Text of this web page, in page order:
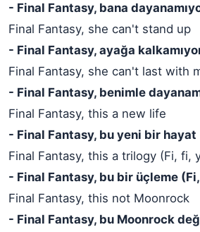
- Final Fantasy, bana
Final Fantasy, she can't stand up
- Final Fantasy, ayağa
Final Fantasy, she can't last with
- Final Fantasy, benimle
Final Fantasy, this a new life
- Final Fantasy, bu yeni bir hayat
Final Fantasy, this a trilogy (Fi, fi,
- Final Fantasy, bu bir üçleme
Final Fantasy, this not Moonrock
- Final Fantasy, bu Moonrock